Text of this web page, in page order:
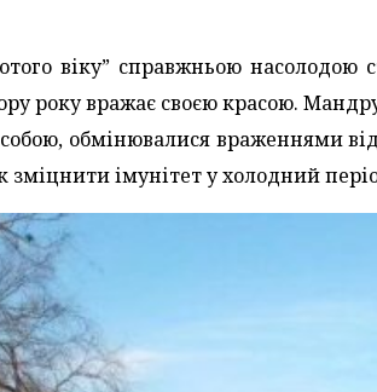
віку” справжньою насолодою
року вражає своєю красою.
обмінювалися враженнями
імунітет у холодний